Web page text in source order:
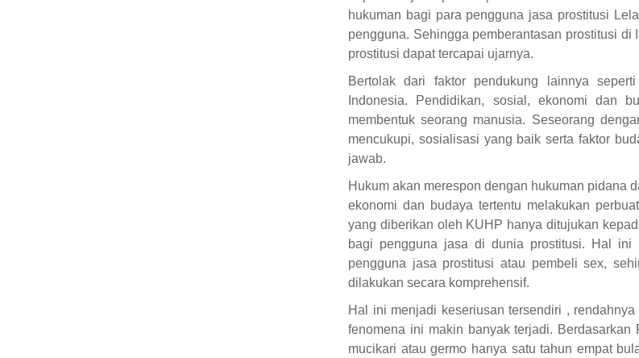
hukuman bagi para pengguna jasa prostitusi
pengguna. Sehingga pemberantasan prostitusi
prostitusi dapat tercapai ujarnya.
Bertolak dari faktor pendukung lainnya
Indonesia. Pendidikan, sosial, ekonomi dan
membentuk seorang manusia. Seseorang
mencukupi, sosialisasi yang baik serta faktor
jawab.
Hukum akan merespon dengan hukuman pidana
ekonomi dan budaya tertentu melakukan
yang diberikan oleh KUHP hanya ditujukan
bagi pengguna jasa di dunia prostitusi. Hal ini
pengguna jasa prostitusi atau pembeli sex,
dilakukan secara komprehensif.
Hal ini menjadi keseriusan tersendiri ,
fenomena ini makin banyak terjadi.
mucikari atau germo hanya satu tahun empat